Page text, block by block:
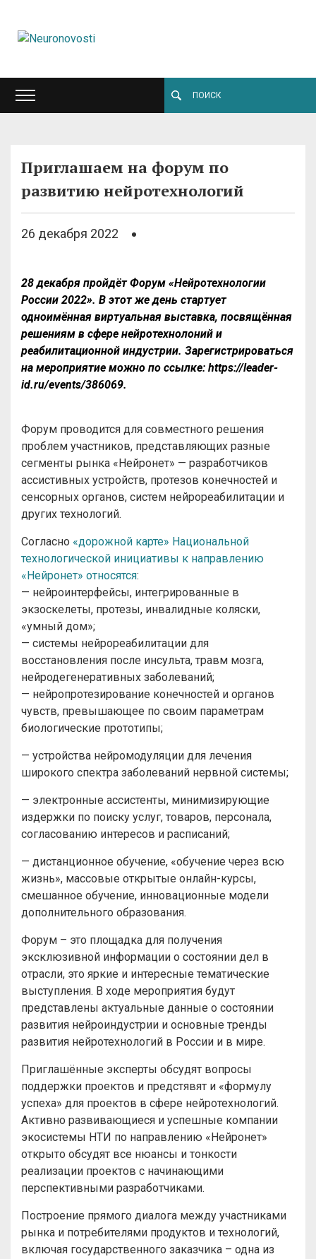
Приглашаем на форум по
развитию нейротехнологий
26 декабря 2022
28 декабря пройдёт Форум «Нейротехнологии
России 2022». В этот же день стартует
одноимённая виртуальная выставка, посвящённая
решениям в сфере нейротехнолоний и
реабилитационной индустрии. Зарегистрироваться
на мероприятие можно по ссылке: https://leader-
id.ru/events/386069.
Форум проводится для совместного решения
проблем участников, представляющих разные
сегменты рынка «Нейронет» — разработчиков
ассистивных устройств, протезов конечностей и
сенсорных органов, систем нейрореабилитации и
других технологий.
Согласно «дорожной карте» Национальной
технологической инициативы к направлению
«Нейронет» относятся:
— нейроинтерфейсы, интегрированные в
экзоскелеты, протезы, инвалидные коляски,
«умный дом»;
— системы нейрореабилитации для
восстановления после инсульта, травм мозга,
нейродегенеративных заболеваний;
— нейропротезирование конечностей и органов
чувств, превышающее по своим параметрам
биологические прототипы;
— устройства нейромодуляции для лечения
широкого спектра заболеваний нервной системы;
— электронные ассистенты, минимизирующие
издержки по поиску услуг, товаров, персонала,
согласованию интересов и расписаний;
— дистанционное обучение, «обучение через всю
жизнь», массовые открытые онлайн-курсы,
смешанное обучение, инновационные модели
дополнительного образования.
Форум – это площадка для получения
эксклюзивной информации о состоянии дел в
отрасли, это яркие и интересные тематические
выступления. В ходе мероприятия будут
представлены актуальные данные о состоянии
развития нейроиндустрии и основные тренды
развития нейротехнологий в России и в мире.
Приглашённые эксперты обсудят вопросы
поддержки проектов и предстявят и «формулу
успеха» для проектов в сфере нейротехнологий.
Активно развивающиеся и успешные компании
экосистемы НТИ по направлению «Нейронет»
открыто обсудят все нюансы и тонкости
реализации проектов с начинающими
перспективными разработчиками.
Построение прямого диалога между участниками
рынка и потребителями продуктов и технологий,
включая государственного заказчика – одна из